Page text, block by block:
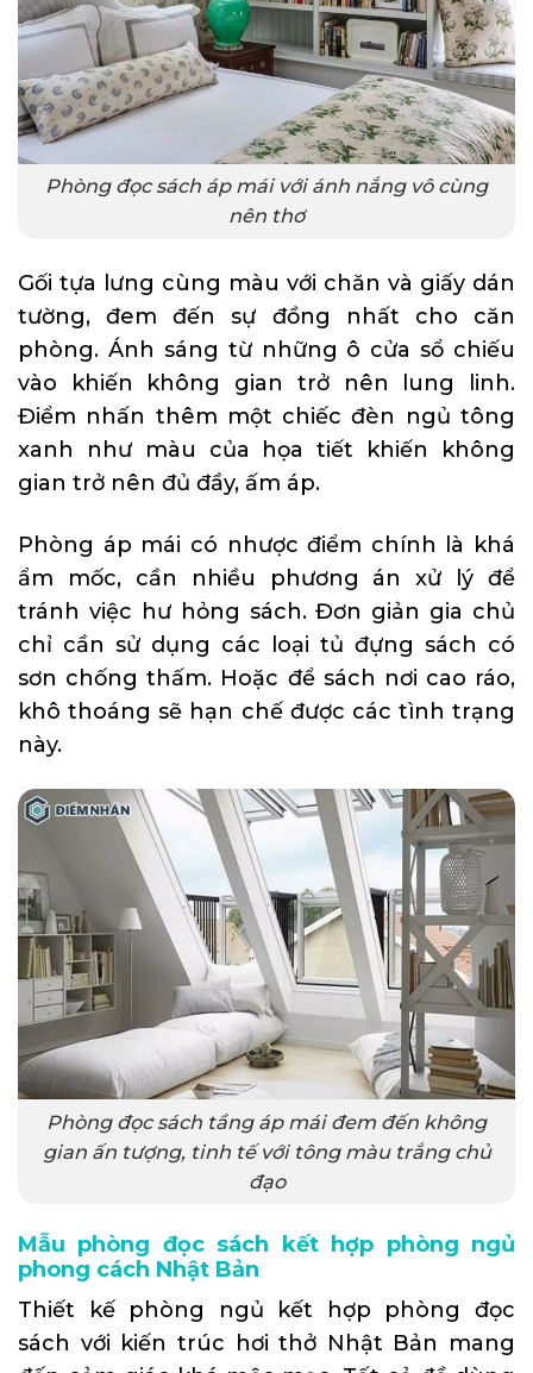
Phòng đọc sách áp mái với ánh nắng vô cùng
nên thơ
Gối tựa lưng cùng màu với chăn và giấy dán
tường, đem đến sự đồng nhất cho căn
phòng. Ánh sáng từ những ô cửa sổ chiếu
vào khiến không gian trở nên lung linh.
Điểm nhấn thêm một chiếc đèn ngủ tông
xanh như màu của họa tiết khiến không
gian trở nên đủ đầy, ấm áp.
Phòng áp mái có nhược điểm chính là khá
ẩm mốc, cần nhiều phương án xử lý để
tránh việc hư hỏng sách. Đơn giản gia chủ
chỉ cần sử dụng các loại tủ đựng sách có
sơn chống thấm. Hoặc để sách nơi cao ráo,
khô thoáng sẽ hạn chế được các tình trạng
này.
Phòng đọc sách tầng áp mái đem đến không
gian ấn tượng, tinh tế với tông màu trắng chủ
đạo
Mẫu phòng đọc sách kết hợp phòng ngủ
phong cách Nhật Bản
Thiết kế phòng ngủ kết hợp phòng đọc
sách với kiến trúc hơi thở Nhật Bản mang